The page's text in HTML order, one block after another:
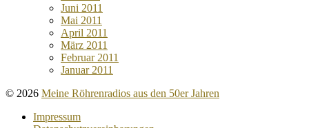
Juni 2011
Mai 2011
April 2011
März 2011
Februar 2011
Januar 2011
© 2026 Meine Röhrenradios aus den 50er Jahren
Impressum